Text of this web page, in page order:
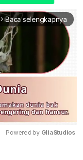
arrow_forward_ios Baca selengkapnya
Powered by GliaStudios